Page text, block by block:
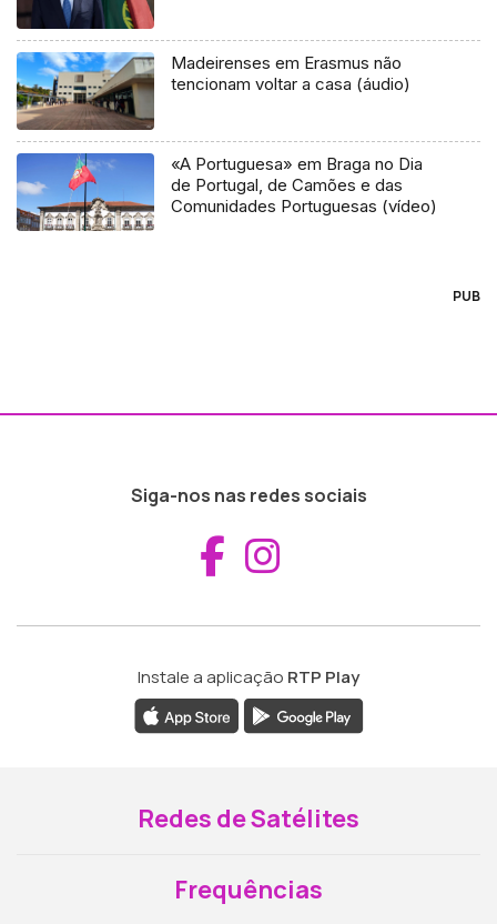
Madeirenses em Erasmus não
tencionam voltar a casa (áudio)
«A Portuguesa» em Braga no Dia
de Portugal, de Camões e das
Comunidades Portuguesas (vídeo)
PUB
Siga-nos nas redes sociais
Aceder ao
Instale a aplicação RTP Play
Redes de Satélites
Frequências